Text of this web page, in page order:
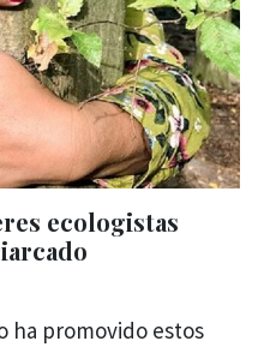
ecologistas
ha promovido estos